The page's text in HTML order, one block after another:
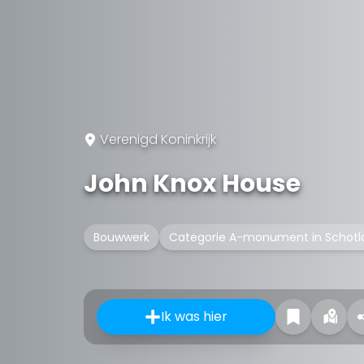
Verenigd Koninkrijk
John Knox House
Bouwwerk Categorie A-monument in
Ik was hier